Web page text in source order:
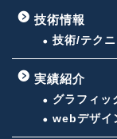
技術情報
技術/テクニ
実績紹介
グラフィッ
webデザイ